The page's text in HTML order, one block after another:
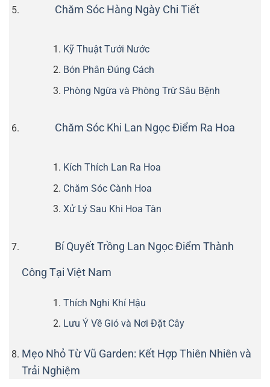
Chăm Sóc Hàng Ngày Chi Tiết
Kỹ Thuật Tưới Nước
Bón Phân Đúng Cách
Phòng Ngừa và Phòng Trừ Sâu Bệnh
Chăm Sóc Khi Lan Ngọc Điểm Ra Hoa
Kích Thích Lan Ra Hoa
Chăm Sóc Cành Hoa
Xử Lý Sau Khi Hoa Tàn
Bí Quyết Trồng Lan Ngọc Điểm Thành
Công Tại Việt Nam
Thích Nghi Khí Hậu
Lưu Ý Về Gió và Nơi Đặt Cây
Mẹo Nhỏ Từ Vũ Garden: Kết Hợp Thiên Nhiên và
Trải Nghiệm